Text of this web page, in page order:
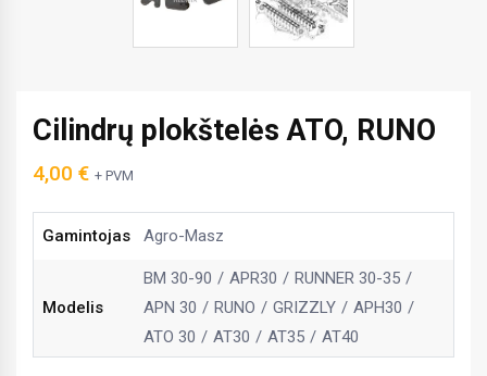
Cilindrų plokštelės ATO, RUNO
4,00 € + PVM
Gamintojas Agro-Masz
Modelis
BM 30-90 APR30
RUNNER 30-35
APN 30
RUNO GRIZZLY
APH30
ATO 30
AT30 AT35 AT40